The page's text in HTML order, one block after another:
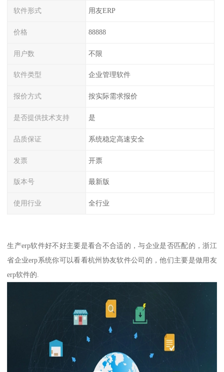
软件形式 用友ERP
价格 88888
用户数 不限
软件类型 企业管理软件
报价方式 按实际需求报价
是否提供技术支持 是
品质保证 系统稳定高速安全
发票 开票
版本号 最新版
使用行业 全行业
生产erp软件好不好主要是看合不合适的，与企业是否匹配的，浙江
省企业erp系统你可以看看杭州协友软件公司的，他们主要是做用友
erp软件的.